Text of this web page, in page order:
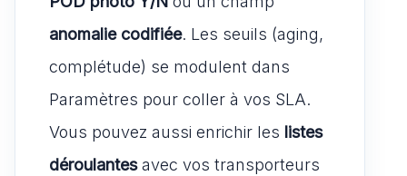
anomalie codifiée. Les seuils (aging,
complétude) se modulent dans
Paramètres pour coller à vos SLA.
Vous pouvez aussi enrichir les listes
déroulantesavec vos transporteurs